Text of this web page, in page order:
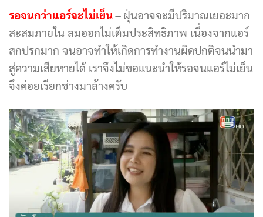
รอจนกว่าแอร์จะไม่เย็น– ฝุ่นอาจจะมีปริมาณเยอะมาก
สะสมภายใน ลมออกไม่เต็มประสิทธิภาพ เนื่องจากแอร์
สกปรกมาก จนอาจทำให้เกิดการทำงานผิดปกติจนนำมา
สู่ความเสียหายได้ เราจึงไม่ขอแนะนำให้รอจนแอร์ไม่เย็น
จึงค่อยเรียกช่างมาล้างครับ